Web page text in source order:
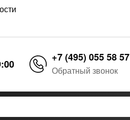
+7 (495) 055 58 57
Обратный звонок